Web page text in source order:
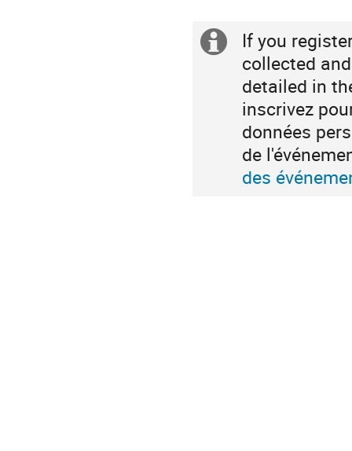
Extra
information
If you
collected
detailed in
inscrivez
données
de
des